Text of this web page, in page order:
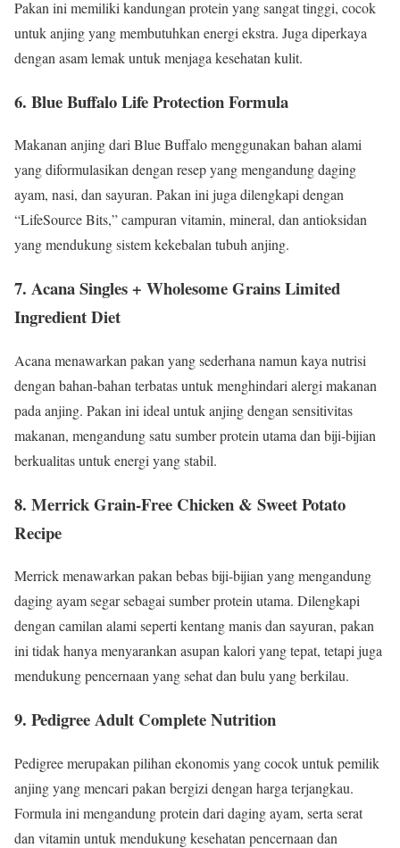
Pakan ini memiliki kandungan protein yang sangat tinggi, cocok
untuk anjing yang membutuhkan energi ekstra. Juga diperkaya
dengan asam lemak untuk menjaga kesehatan kulit.
6. Blue Buffalo Life Protection Formula
Makanan anjing dari Blue Buffalo menggunakan bahan alami
yang diformulasikan dengan resep yang mengandung daging
ayam, nasi, dan sayuran. Pakan ini juga dilengkapi dengan
“LifeSource Bits,” campuran vitamin, mineral, dan antioksidan
yang mendukung sistem kekebalan tubuh anjing.
7. Acana Singles + Wholesome Grains Limited
Ingredient Diet
Acana menawarkan pakan yang sederhana namun kaya nutrisi
dengan bahan-bahan terbatas untuk menghindari alergi makanan
pada anjing. Pakan ini ideal untuk anjing dengan sensitivitas
makanan, mengandung satu sumber protein utama dan biji-bijian
berkualitas untuk energi yang stabil.
8. Merrick Grain-Free Chicken & Sweet Potato
Recipe
Merrick menawarkan pakan bebas biji-bijian yang mengandung
daging ayam segar sebagai sumber protein utama. Dilengkapi
dengan camilan alami seperti kentang manis dan sayuran, pakan
ini tidak hanya menyarankan asupan kalori yang tepat, tetapi juga
mendukung pencernaan yang sehat dan bulu yang berkilau.
9. Pedigree Adult Complete Nutrition
Pedigree merupakan pilihan ekonomis yang cocok untuk pemilik
anjing yang mencari pakan bergizi dengan harga terjangkau.
Formula ini mengandung protein dari daging ayam, serta serat
dan vitamin untuk mendukung kesehatan pencernaan dan